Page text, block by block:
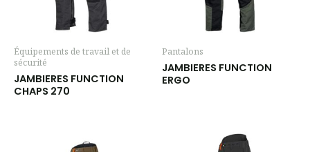
Équipements de travail et de
sécurité
JAMBIERES FUNCTION
CHAPS 270
Pantalons
JAMBIERES FUNCTION
ERGO